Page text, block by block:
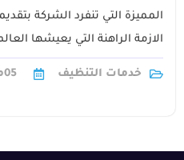
المميزة التي تنفرد الشركة
الازمة الراهنة التي يعيشها
خدمات التطهير والتعقيم1
خدمات التنظيف
05